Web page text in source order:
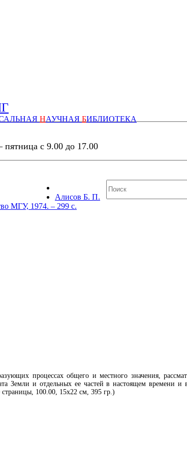
НАУЧНАЯ БИБЛИОТЕКА
пятница с 9.00 до 17.00
Алисов Б. П.
МГУ, 1974. – 299 с.
процессах общего и местного значения,
Земли и отдельных ее частей в настоящем времени
100.00, 15х22 см, 395 гр.)